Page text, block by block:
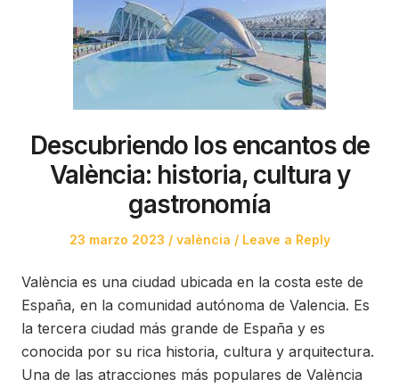
Descubriendo los encantos de
València: historia, cultura y
gastronomía
Posted
23 marzo 2023
Posted
valència Leave a Reply
València es una ciudad ubicada en la costa este de
España, en la comunidad autónoma de Valencia. Es
la tercera ciudad más grande de España y es
conocida por su rica historia, cultura y arquitectura.
Una de las atracciones más populares de València